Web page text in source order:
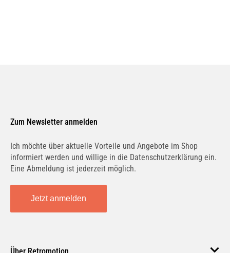
Zum Newsletter anmelden
Ich möchte über aktuelle Vorteile und Angebote im Shop
informiert werden und willige in die Datenschutzerklärung ein.
Eine Abmeldung ist jederzeit möglich.
Jetzt anmelden